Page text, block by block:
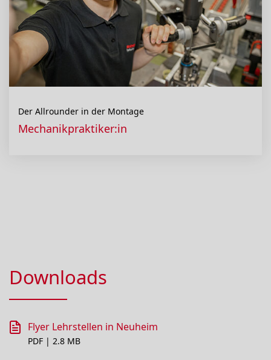
Der Allrounder in der Montage
Mechanikpraktiker:in
Downloads
Flyer Lehrstellen in Neuheim
PDF | 2.8 MB